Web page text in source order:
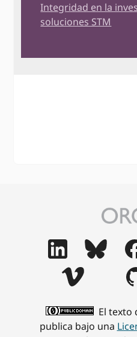
Integridad en la
soluciones STM
El texto
publica bajo una